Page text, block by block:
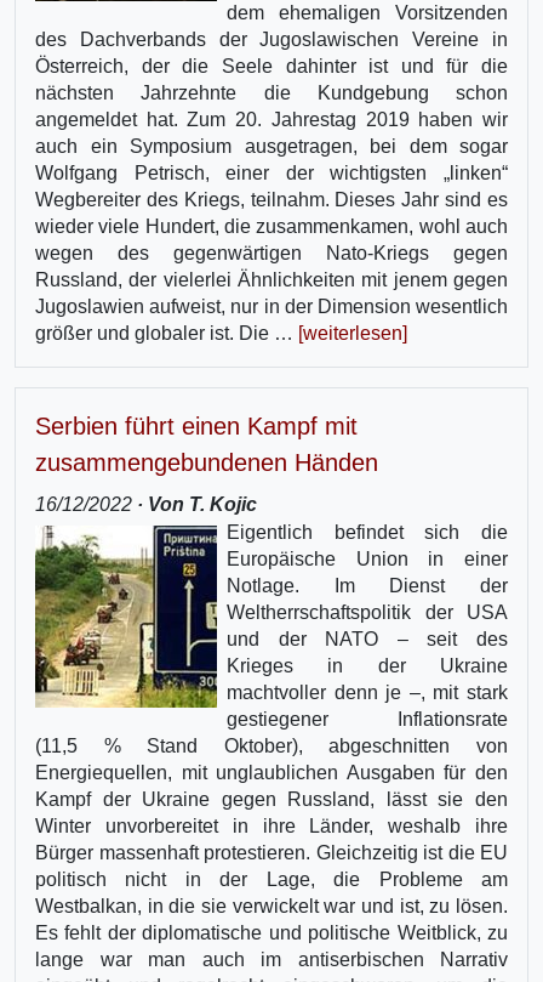
dem ehemaligen Vorsitzenden
des Dachverbands der Jugoslawischen Vereine in
Österreich, der die Seele dahinter ist und für die
nächsten Jahrzehnte die Kundgebung schon
angemeldet hat. Zum 20. Jahrestag 2019 haben wir
auch ein Symposium ausgetragen, bei dem sogar
Wolfgang Petrisch, einer der wichtigsten „linken“
Wegbereiter des Kriegs, teilnahm. Dieses Jahr sind es
wieder viele Hundert, die zusammenkamen, wohl auch
wegen des gegenwärtigen Nato-Kriegs gegen
Russland, der vielerlei Ähnlichkeiten mit jenem gegen
Jugoslawien aufweist, nur in der Dimension wesentlich
größer und globaler ist. Die … [weiterlesen]
Serbien führt einen Kampf mit
zusammengebundenen Händen
16/12/2022 · Von T. Kojic
Eigentlich befindet sich die
Europäische Union in einer
Notlage. Im Dienst der
Weltherrschaftspolitik der USA
und der NATO – seit des
Krieges in der Ukraine
machtvoller denn je –, mit stark
gestiegener Inflationsrate
(11,5 % Stand Oktober), abgeschnitten von
Energiequellen, mit unglaublichen Ausgaben für den
Kampf der Ukraine gegen Russland, lässt sie den
Winter unvorbereitet in ihre Länder, weshalb ihre
Bürger massenhaft protestieren. Gleichzeitig ist die EU
politisch nicht in der Lage, die Probleme am
Westbalkan, in die sie verwickelt war und ist, zu lösen.
Es fehlt der diplomatische und politische Weitblick, zu
lange war man auch im antiserbischen Narrativ